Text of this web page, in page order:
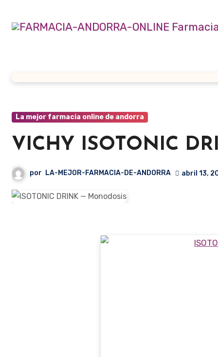
contenido
La mejor farmacia online de andorra
VICHY ISOTONIC
por LA-MEJOR-FARMACIA-DE-ANDORRA abril 13,